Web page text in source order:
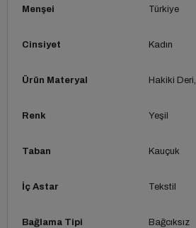
Menşei Türkiye
Cinsiyet Kadın
Ürün Materyal Hakiki Deri
Renk Yeşil
Taban Kauçuk
İç Astar Tekstil
Bağlama Tipi Bağcıksız